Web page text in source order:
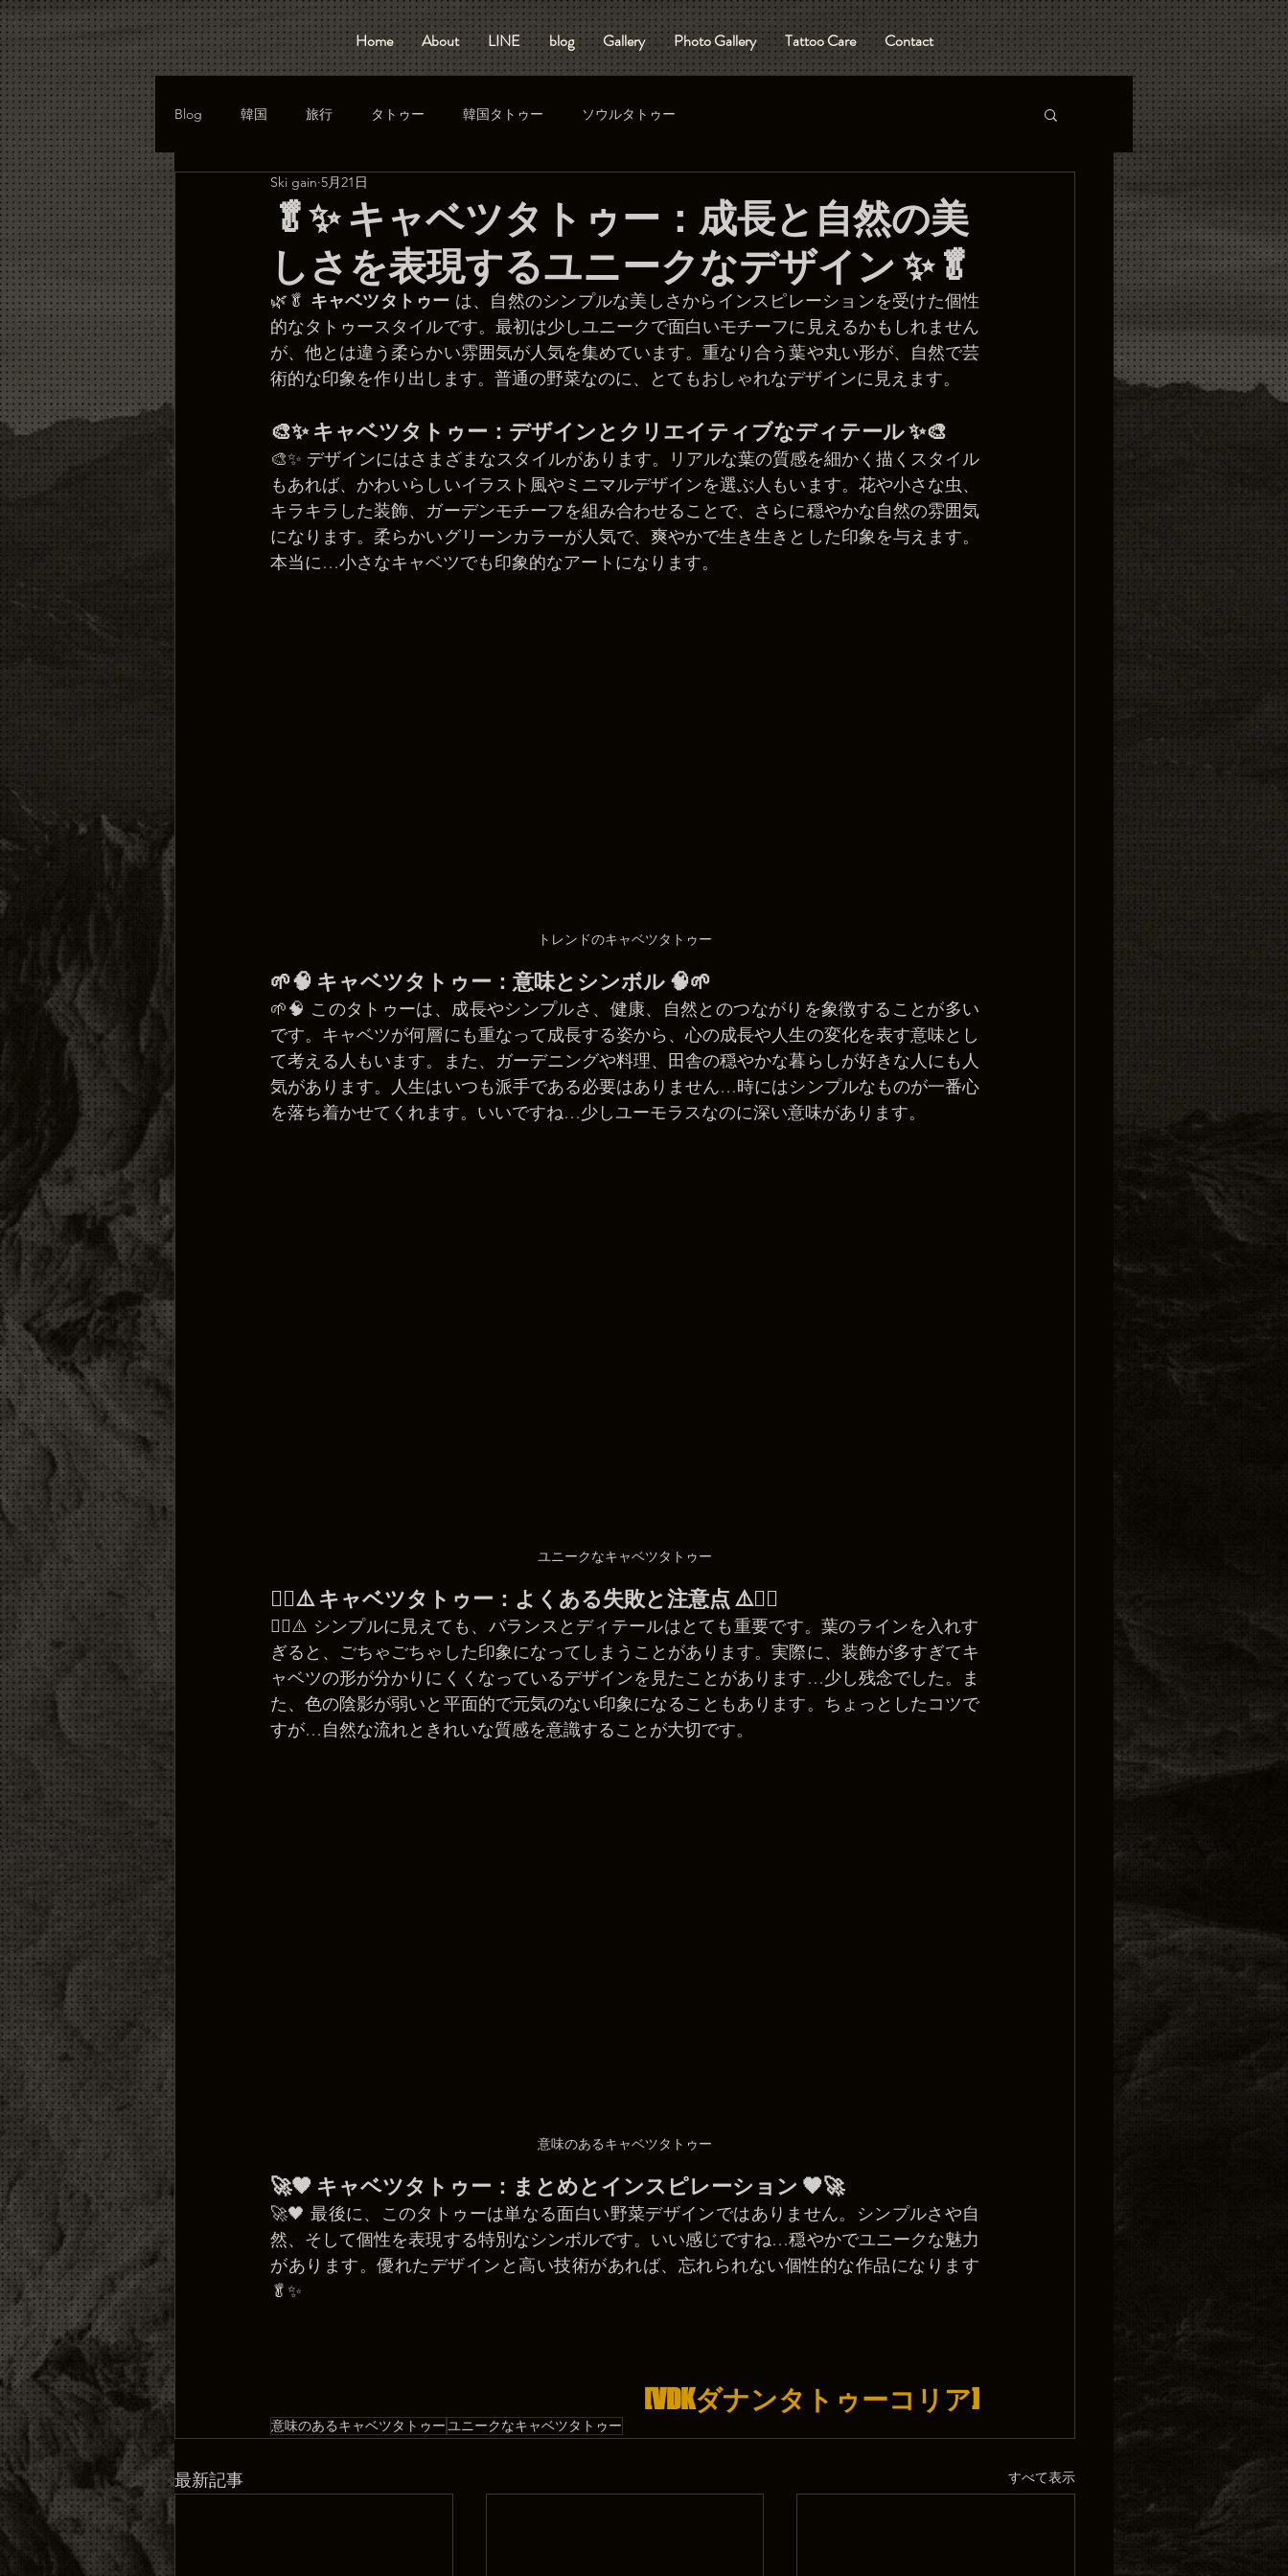
Home About LINE blog Gallery Photo Gallery Tattoo Care Contact
Blog 韓国 旅行 タトゥー 韓国タトゥー ソウルタトゥー
🥬✨ キャベツタトゥー：成長と自然の美
しさを表現するユニークなデザイン ✨🥬
Ski gain 5月21日
🌿🥬 キャベツタトゥー は、自然のシンプルな美しさからインスピレーションを受けた個性
的なタトゥースタイルです。最初は少しユニークで面白いモチーフに見えるかもしれません
が、他とは違う柔らかい雰囲気が人気を集めています。重なり合う葉や丸い形が、自然で芸
術的な印象を作り出します。普通の野菜なのに、とてもおしゃれなデザインに見えます。
🎨✨ キャベツタトゥー：デザインとクリエイティブなディテール ✨🎨
🎨✨ デザインにはさまざまなスタイルがあります。リアルな葉の質感を細かく描くスタイル
もあれば、かわいらしいイラスト風やミニマルデザインを選ぶ人もいます。花や小さな虫、
キラキラした装飾、ガーデンモチーフを組み合わせることで、さらに穏やかな自然の雰囲気
になります。柔らかいグリーンカラーが人気で、爽やかで生き生きとした印象を与えます。
本当に…小さなキャベツでも印象的なアートになります。
トレンドのキャベツタトゥー
🌱🧠 キャベツタトゥー：意味とシンボル 🧠🌱
🌱🧠 このタトゥーは、成長やシンプルさ、健康、自然とのつながりを象徴することが多い
です。キャベツが何層にも重なって成長する姿から、心の成長や人生の変化を表す意味とし
て考える人もいます。また、ガーデニングや料理、田舎の穏やかな暮らしが好きな人にも人
気があります。人生はいつも派手である必要はありません…時にはシンプルなものが一番心
を落ち着かせてくれます。いいですね…少しユーモラスなのに深い意味があります。
ユニークなキャベツタトゥー
😵‍💫⚠️ キャベツタトゥー：よくある失敗と注意点 ⚠️😵‍💫
😵‍💫⚠️ シンプルに見えても、バランスとディテールはとても重要です。葉のラインを入れす
ぎると、ごちゃごちゃした印象になってしまうことがあります。実際に、装飾が多すぎてキ
ャベツの形が分かりにくくなっているデザインを見たことがあります…少し残念でした。ま
た、色の陰影が弱いと平面的で元気のない印象になることもあります。ちょっとしたコツで
すが…自然な流れときれいな質感を意識することが大切です。
意味のあるキャベツタトゥー
🚀🖤 キャベツタトゥー：まとめとインスピレーション 🖤🚀
🚀🖤 最後に、このタトゥーは単なる面白い野菜デザインではありません。シンプルさや自
然、そして個性を表現する特別なシンボルです。いい感じですね…穏やかでユニークな魅力
があります。優れたデザインと高い技術があれば、忘れられない個性的な作品になります
🥬✨
[VDKダナンタトゥーコリア]
意味のあるキャベツタトゥー ユニークなキャベツタトゥー
最新記事 すべて表示